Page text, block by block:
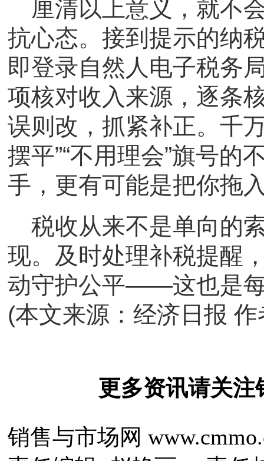
厘清以上意义，就不
抗心态。接到提示的纳
即登录自然人电子税务
项核对收入来源，逐条
误则改，抓紧补正。千
摆平”“不用理会”旗号
手，更有可能是把你拖
税收从来不是单向的
现。及时处理补税提醒
动守护公平——这也是
(本文来源：经济日报
更多资讯请关注
销售与市场网